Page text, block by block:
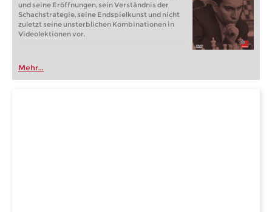
und seine Eröffnungen, sein Verständnis der
Schachstrategie, seine Endspielkunst und nicht
zuletzt seine unsterblichen Kombinationen in
Videolektionen vor.
Mehr...